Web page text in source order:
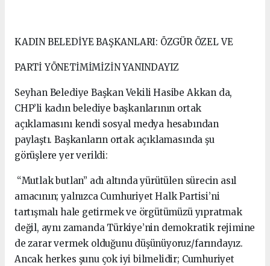
KADIN BELEDİYE BAŞKANLARI: ÖZGÜR ÖZEL VE
PARTİ YÖNETİMİMİZİN YANINDAYIZ
Seyhan Belediye Başkan Vekili Hasibe Akkan da,
CHP’li kadın belediye başkanlarının ortak
açıklamasını kendi sosyal medya hesabından
paylaştı. Başkanların ortak açıklamasında şu
görüşlere yer verildi:
“Mutlak butlan” adı altında yürütülen sürecin asıl
amacının; yalnızca Cumhuriyet Halk Partisi’ni
tartışmalı hale getirmek ve örgütümüzü yıpratmak
değil, aynı zamanda Türkiye’nin demokratik rejimine
de zarar vermek olduğunu düşünüyoruz/farındayız.
Ancak herkes şunu çok iyi bilmelidir; Cumhuriyet